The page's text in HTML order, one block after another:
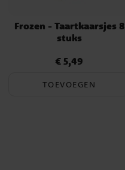
Frozen - Taartkaarsjes 8
stuks
Prijs :€ 5,49
€ 5,49
TOEVOEGEN